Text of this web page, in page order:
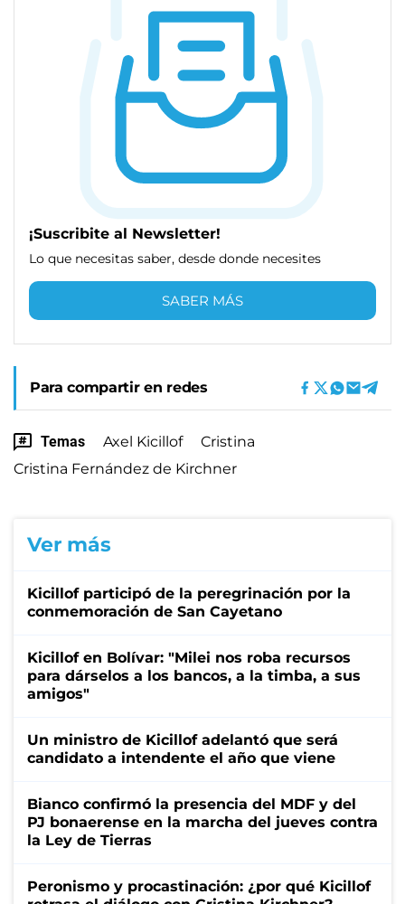
¡Suscribite al Newsletter!
Lo que necesitas saber, desde donde necesites
SABER MÁS
Para compartir en redes
Temas Axel Kicillof
Cristina
Cristina Fernández de Kirchner
Ver más
Kicillof participó de la peregrinación por la
conmemoración de San Cayetano
Kicillof en Bolívar: "Milei nos roba recursos
para dárselos a los bancos, a la timba, a sus
amigos"
Un ministro de Kicillof adelantó que será
candidato a intendente el año que viene
Bianco confirmó la presencia del MDF y del
PJ bonaerense en la marcha del jueves contra
la Ley de Tierras
Peronismo y procastinación: ¿por qué Kicillof